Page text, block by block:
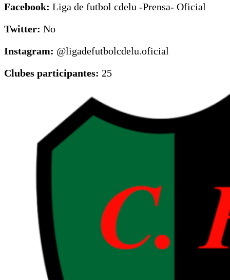
Facebook: Liga de futbol cdelu -Prensa- Oficial
Twitter: No
Instagram: @ligadefutbolcdelu.oficial
Clubes participantes: 25